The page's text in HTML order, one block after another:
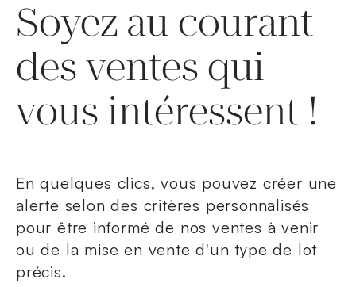
Soyez au courant
des ventes qui
vous intéressent !
En quelques clics, vous pouvez créer une
alerte selon des critères personnalisés
pour être informé de nos ventes à venir
ou de la mise en vente d'un type de lot
précis.